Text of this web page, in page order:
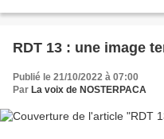
RDT 13 : une image
Publié le 21/10/2022 à 07:00
Par La voix de NOSTERPACA